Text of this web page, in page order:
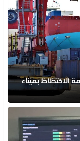
الاكتظاظ بميناء